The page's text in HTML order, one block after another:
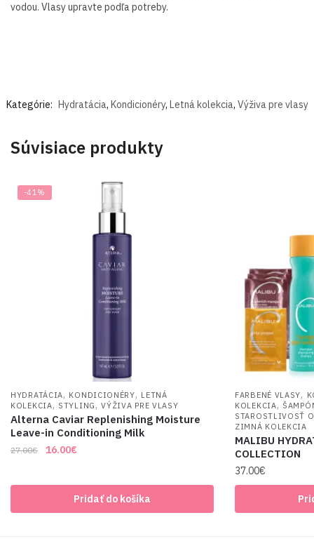
vodou. Vlasy upravte podľa potreby.
Kategórie: Hydratácia, Kondicionéry, Letná kolekcia, Výživa pre vlasy
Súvisiace produkty
-41%
HYDRATÁCIA, KONDICIONÉRY, LETNÁ
KOLEKCIA, STYLING ,VÝŽIVA PRE VLASY
Alterna Caviar Replenishing Moisture
Leave-in Conditioning Milk
27.00€
Original
27.00€.
16.00€Current
16.00€.
Pridať do košíka
FARBENÉ VLASY,
KOLEKCIA,
STAROSTLIVOSŤ
ZIMNÁ KOLEKCIA
MALIBU
COLLECTION
37.00€